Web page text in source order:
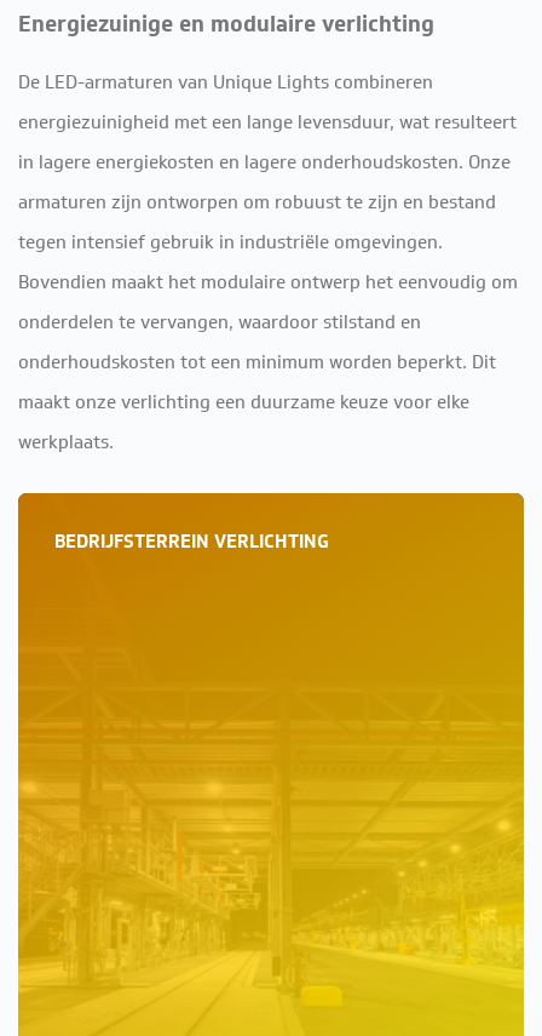
Energiezuinige en modulaire verlichting
De LED-armaturen van Unique Lights combineren
energiezuinigheid met een lange levensduur, wat resulteert
in lagere energiekosten en lagere onderhoudskosten. Onze
armaturen zijn ontworpen om robuust te zijn en bestand
tegen intensief gebruik in industriële omgevingen.
Bovendien maakt het modulaire ontwerp het eenvoudig om
onderdelen te vervangen, waardoor stilstand en
onderhoudskosten tot een minimum worden beperkt. Dit
maakt onze verlichting een duurzame keuze voor elke
werkplaats.
BEDRIJFSTERREIN VERLICHTING